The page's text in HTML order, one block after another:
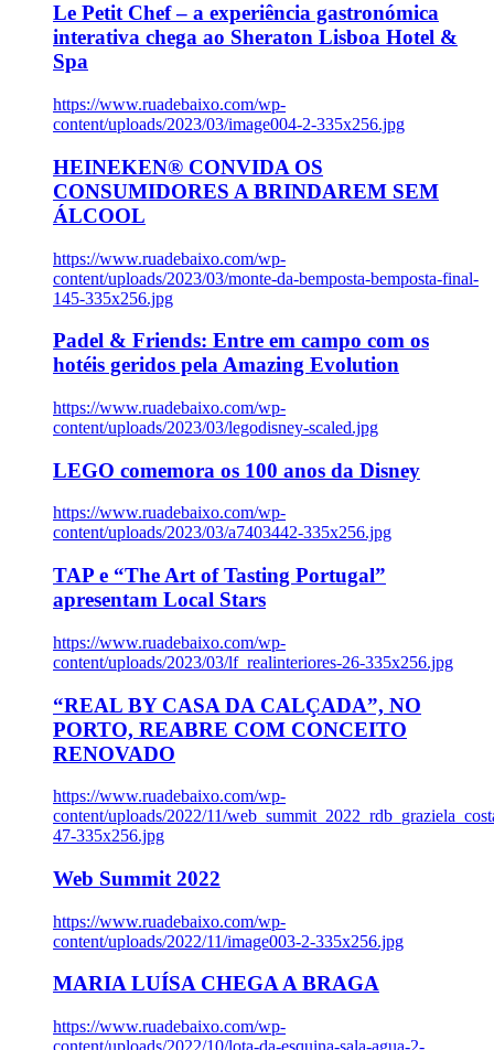
Le Petit Chef – a experiência gastronómica
interativa chega ao Sheraton Lisboa Hotel &
Spa
https://www.ruadebaixo.com/wp-
content/uploads/2023/03/image004-2-335x256.jpg
HEINEKEN® CONVIDA OS
CONSUMIDORES A BRINDAREM SEM
ÁLCOOL
https://www.ruadebaixo.com/wp-
content/uploads/2023/03/monte-da-bemposta-bemposta-final-
145-335x256.jpg
Padel & Friends: Entre em campo com os
hotéis geridos pela Amazing Evolution
https://www.ruadebaixo.com/wp-
content/uploads/2023/03/legodisney-scaled.jpg
LEGO comemora os 100 anos da Disney
https://www.ruadebaixo.com/wp-
content/uploads/2023/03/a7403442-335x256.jpg
TAP e “The Art of Tasting Portugal”
apresentam Local Stars
https://www.ruadebaixo.com/wp-
content/uploads/2023/03/lf_realinteriores-26-335x256.jpg
“REAL BY CASA DA CALÇADA”, NO
PORTO, REABRE COM CONCEITO
RENOVADO
https://www.ruadebaixo.com/wp-
content/uploads/2022/11/
47-335x256.jpg
Web Summit 2022
https://www.ruadebaixo.com/wp-
content/uploads/2022/11/image003-2-335x256.jpg
MARIA LUÍSA CHEGA A BRAGA
https://www.ruadebaixo.com/wp-